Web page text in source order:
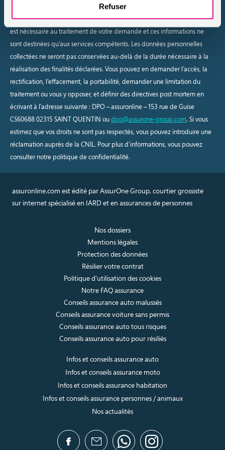
Refuser
vous recontacter dans le cadre de votre devis, sur la base de l’exécution
de mesures précontractuelles. La fourniture des informations obligatoires
est nécessaire au traitement de votre demande et ces informations ne
sont destinées qu’aux services compétents. Les données personnelles
collectées ne seront pas conservées au-delà de la durée nécessaire à la
réalisation des finalités déclarées. Vous pouvez en demander l’accès, la
rectification, l’effacement, la portabilité, demander une limitation du
traitement ou vous y opposer, et définir des directives post mortem en
écrivant à l’adresse suivante : DPO – assuronline – 153 rue de Guise
CS60688 02315 SAINT QUENTIN oudpo@assurone-group.com. Si vous
estimez que vos droits ne sont pas respectés, vous pouvez introduire une
réclamation auprès de la CNIL. Pour plus d’informations, vous pouvez
consulter notre politique de confidentialité.
assuronline.com est édité par AssurOne Group, courtier grossiste
sur internet spécialisé en IARD et en assurances de personnes
Nos dossiers
Mentions légales
Protection des données
Résilier votre contrat
Politique d’utilisation des cookies
Notre FAQ assurance
Conseils assurance auto malussés
Conseils assurance voiture sans permis
Conseils assurance auto tous risques
Conseils assurance auto pour résiliés
Infos et conseils assurance auto
Infos et conseils assurance moto
Infos et conseils assurance habitation
Infos et conseils assurance personnes / animaux
Nos actualités